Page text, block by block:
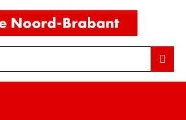
Ga
de
inhoud